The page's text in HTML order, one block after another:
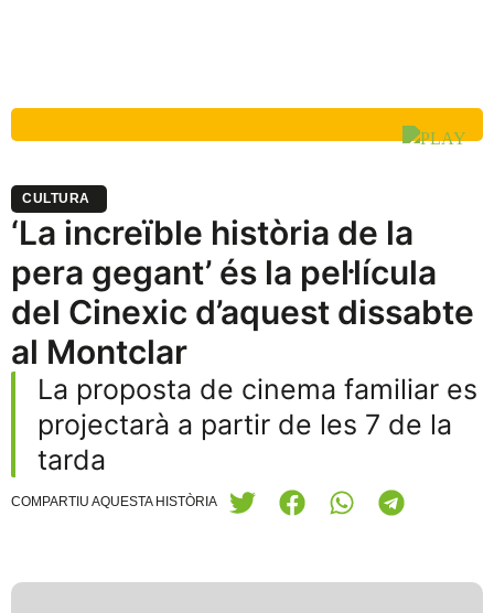
CULTURA
‘La increïble història de la
pera gegant’ és la pel·lícula
del Cinexic d’aquest dissabte
al Montclar
La proposta de cinema familiar es
projectarà a partir de les 7 de la
tarda
COMPARTIU AQUESTA HISTÒRIA